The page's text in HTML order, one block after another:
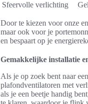
Sfeervolle verlichting
Door te kiezen voor onze
maar ook voor je
en bespaart op je
Gemakkelijke installatie
Als je op zoek bent naar
plafondventilatoren met
als je een beetje handig